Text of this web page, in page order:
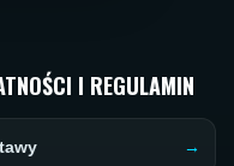
I REGULAMIN